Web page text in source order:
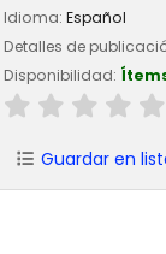
Idioma: Español
Detalles de
Disponibilidad:
Guardar en